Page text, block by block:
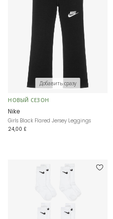
Добавить сразу
НОВЫЙ СЕЗОН
Nike
Girls Black Flared Jersey Leggings
24,00 £